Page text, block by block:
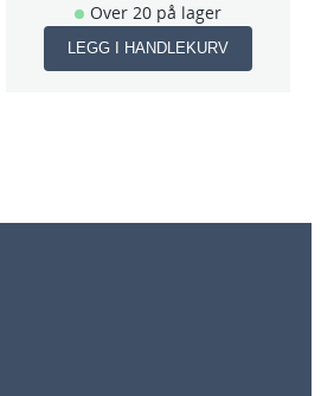
Over 20 på lager
LEGG I HANDLEKURV